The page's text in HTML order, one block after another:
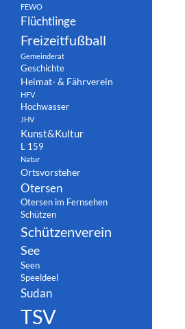
FEWO
Flüchtlinge
Freizeitfußball
Gemeinderat
Geschichte
Heimat- & Fährverein
HFV
Hochwasser
JHV
Kunst&Kultur
L 159
Natur
Ortsvorsteher
Otersen
Otersen im Fernsehen
Schützen
Schützenverein
See
Seen
Speeldeel
Sudan
TSV